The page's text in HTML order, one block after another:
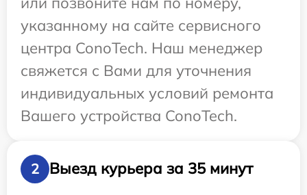
указанному на сайте сервисного
центра ConoTech. Наш менеджер
свяжется с Вами для уточнения
индивидуальных условий ремонта
Вашего устройства ConoTech.
2
Выезд курьера за 35 минут